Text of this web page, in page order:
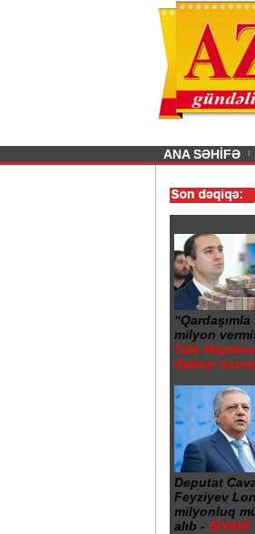
Previous
ANA SƏHİFƏ
istismarı dayandırıldı - Video/
milyon
Tale
ifadəsi
Deputat
Feyziyev
milyonluq
alıb - SİYAHI